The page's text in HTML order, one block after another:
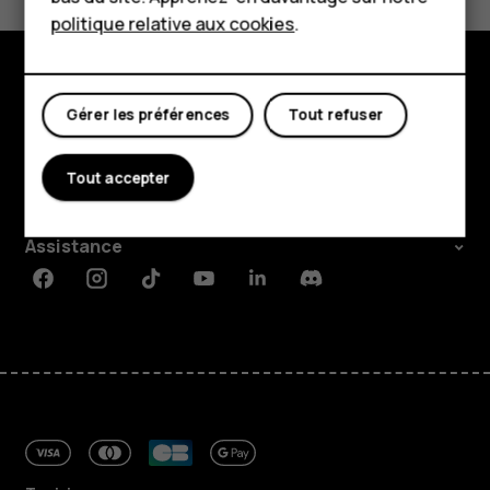
Mon compte
Oui Non
Boutique
À propos
Planet and people
Assistance
FacebookInstagramTiktokYoutubeLinkedinDiscord
politique relative aux cookies.
Tout refuser
Gérer les préférences
Tout accepter